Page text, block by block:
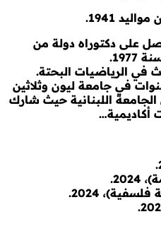
1941.
على دكتوراه دولة من
في الرياضيات البحتة.
في جامعة ليون وثلاثين
اللبنانية حيث شارك
.
2024
.